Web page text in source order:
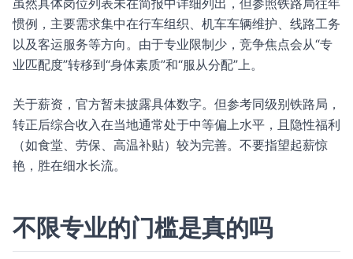
虽然具体岗位列表未在简报中详细列出，但参照铁路局往年
惯例，主要需求集中在行车组织、机车车辆维护、线路工务
以及客运服务等方向。由于专业限制少，竞争焦点会从“专
业匹配度”转移到“身体素质”和“服从分配”上。
关于薪资，官方暂未披露具体数字。但参考同级别铁路局，
转正后综合收入在当地通常处于中等偏上水平，且隐性福利
（如食堂、劳保、高温补贴）较为完善。不要指望起薪惊
艳，胜在细水长流。
不限专业的门槛是真的吗